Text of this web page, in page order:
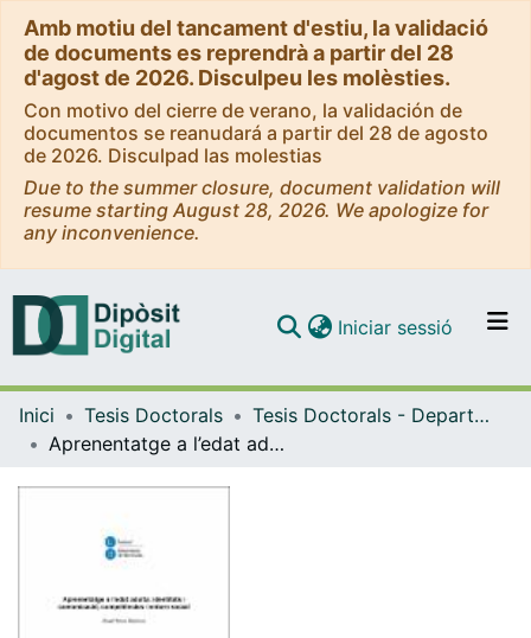
Amb motiu del tancament d'estiu, la validació
de documents es reprendrà a partir del 28
d'agost de 2026. Disculpeu les molèsties.
Con motivo del cierre de verano, la validación de
documentos se reanudará a partir del 28 de agosto
de 2026. Disculpad las molestias
Due to the summer closure, document validation will
resume starting August 28, 2026. We apologize for
any inconvenience.
Navega per tot el DD
Iniciar sessió (current)
Inici Tesis Doctorals
Tesis Doctorals - Departament - Didàctica de l'Educació Visual i Plàstica
Aprenentatge a l’edat adulta: identitats i comunicació, competències i entorn social